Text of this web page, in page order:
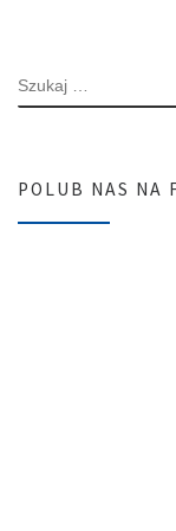
SZUKAJ
POLUB NAS NA